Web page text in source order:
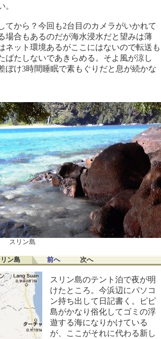
てから？今回も2台目のカメラがいかれて
場合もあるのだが海水浸水だと望みは薄
ネット環境あるがここにはないので転送も
ばたしないであきらめる。そよ風が涼し
ぼけ3時間睡眠で素もぐりだと息が続かな
スリン島
スリン島前へ次へ
スリン島のテント泊で夜が明
けたところ。今浜辺にパソコ
ン持ち出して日記書く。ピピ
島がかなり俗化してゴミの浮
遊する海になりかけている
が、ここがそれに代わる新し